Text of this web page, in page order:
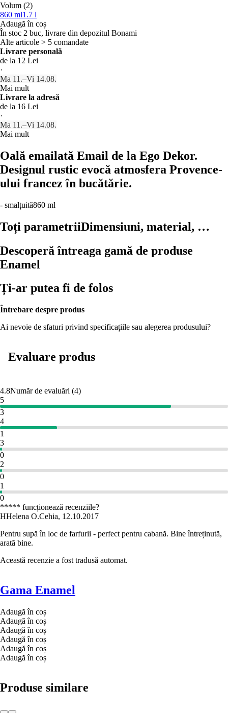
Volum (2)
860 ml1.7 l
Adaugă în coș
În stoc 2 buc, livrare din depozitul Bonami
Alte articole > 5 comandate
Livrare personală
de la 12 Lei
·
Ma 11.–Vi 14.08.
Mai mult
Livrare la adresă
de la 16 Lei
·
Ma 11.–Vi 14.08.
Mai mult
Oală emailată Email de la Ego Dekor.
Designul rustic evocă atmosfera Provence-
ului francez în bucătărie.
- smalțuită860 ml
Toți parametriiDimensiuni, material, …
Descoperă întreaga gamă de produse
Enamel
Ți-ar putea fi de folos
Întrebare despre produs
Ai nevoie de sfaturi privind specificațiile sau alegerea produsului?
Evaluare produs
4.8Număr de evaluări (4)
5
3
4
1
3
0
2
0
1
0
***** funcționează recenziile?
HHelena O.Cehia, 12.10.2017
Pentru supă în loc de farfurii - perfect pentru cabană. Bine întreținută,
arată bine.
Această recenzie a fost tradusă automat.
Gama Enamel
Adaugă în coș
Adaugă în coș
Adaugă în coș
Adaugă în coș
Adaugă în coș
Adaugă în coș
Produse similare